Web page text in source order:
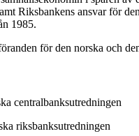
Riksbankens ansvar för
1985.
för den norska och
centralbanksutredningen
riksbanksutredningen